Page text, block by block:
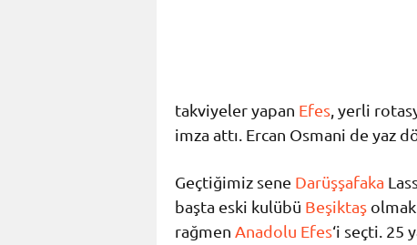
takviyeler yapan Efes , yerli
imza attı. Ercan Osmani de yaz
Geçtiğimiz sene Darüşşafaka
başta eski kulübü Beşiktaş
rağmen Anadolu Efes‘i seçti. 25